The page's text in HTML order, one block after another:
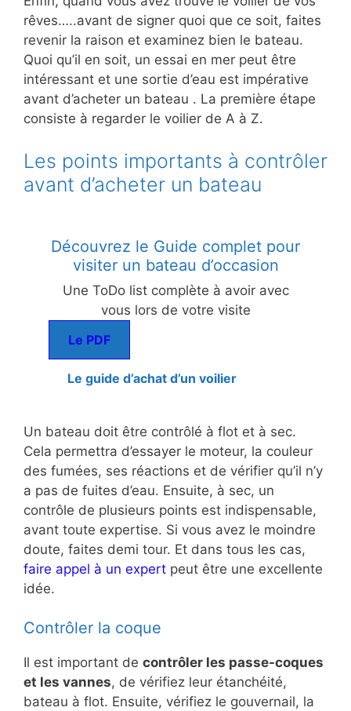
rêves…..avant de signer quoi que ce soit, faites
revenir la raison et examinez bien le bateau.
Quoi qu’il en soit, un essai en mer peut être
intéressant et une sortie d’eau est impérative
avant d’acheter un bateau . La première étape
consiste à regarder le voilier de A à Z.
Les points importants à contrôler
avant d’acheter un bateau
Découvrez le Guide complet pour
visiter un bateau d’occasion
Une ToDo list complète à avoir avec
vous lors de votre visite
Le PDF
Le guide d’achat d’un voilier
Un bateau doit être contrôlé à flot et à sec.
Cela permettra d’essayer le moteur, la couleur
des fumées, ses réactions et de vérifier qu’il n’y
a pas de fuites d’eau. Ensuite, à sec, un
contrôle de plusieurs points est indispensable,
avant toute expertise. Si vous avez le moindre
doute, faites demi tour. Et dans tous les cas,
faire appel à un expert peut être une excellente
idée.
Contrôler la coque
Il est important de contrôler les passe-coques
et les vannes, de vérifiez leur étanchéité,
bateau à flot. Ensuite, vérifiez le gouvernail, la